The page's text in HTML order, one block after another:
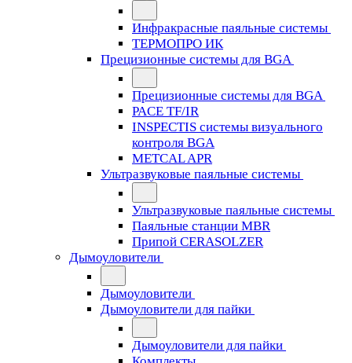
Инфракрасные паяльные системы
ТЕРМОПРО ИК
Прецизионные системы для BGA
Прецизионные системы для BGA
PACE TF/IR
INSPECTIS системы визуального
контроля BGA
METCAL APR
Ультразвуковые паяльные системы
Ультразвуковые паяльные системы
Паяльные станции MBR
Припой CERASOLZER
Дымоуловители
Дымоуловители
Дымоуловители для пайки
Дымоуловители для пайки